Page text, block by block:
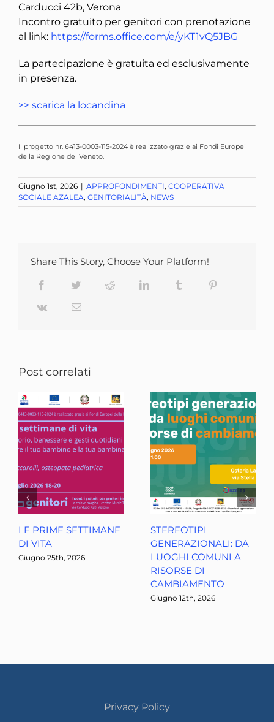
Carducci 42b, Verona
Incontro gratuito per genitori con prenotazione
al link: https://forms.office.com/e/yKT1vQ5JBG
La partecipazione è gratuita ed esclusivamente
in presenza.
>> scarica la locandina
Il progetto nr. 6413-0003-115-2024 è realizzato grazie ai Fondi Europei
della Regione del Veneto.
Giugno 1st, 2026 | APPROFONDIMENTI, COOPERATIVA
SOCIALE AZALEA, GENITORIALITÀ, NEWS
Share This Story, Choose Your Platform!
Facebook Twitter Reddit LinkedIn Tumblr
Vk Email
Post correlati
LE PRIME SETTIMANE
DI VITA
Giugno 25th, 2026
STEREOTIPI
GENERAZIONALI: DA
LUOGHI COMUNI A
RISORSE DI
CAMBIAMENTO
Giugno 12th, 2026
Privacy Policy